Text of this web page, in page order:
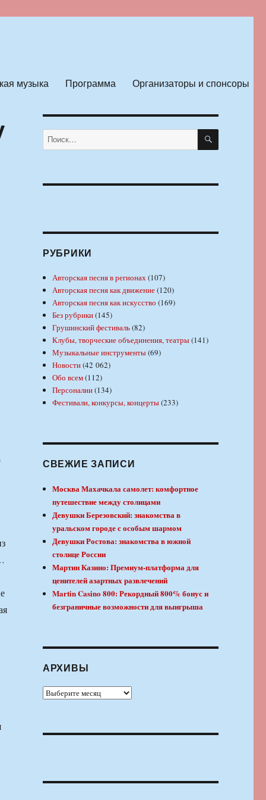
музыка Программа Организаторы и спонсоры
Искать: ПОИСК
РУБРИКИ
Авторская песня в регионах(107)
Авторская песня как движение(120)
Авторская песня как искусство (169)
Без рубрики(145)
Грушинский фестиваль(82)
Клубы, творческие объединения, театры(141)
Музыкальные инструменты(69)
Новости(42 062)
Обо всем(112)
Персоналии(134)
Фестивали, конкурсы, концерты(233)
СВЕЖИЕ ЗАПИСИ
Москва Махачкала самолет: комфортное
путешествие между столицами
Девушки Березовский: знакомства в
уральском городе с особым шармом
Девушки Ростова: знакомства в южной
столице России
Мартин Казино: Премиум-платформа для
ценителей азартных развлечений
Martin Casino 800: Рекордный 800% бонус и
безграничные возможности для выигрыша
АРХИВЫ
Архивы